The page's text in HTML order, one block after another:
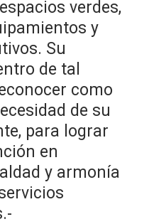
verdes,
y
Su
de tal
como
de su
para lograr
en
y armonía